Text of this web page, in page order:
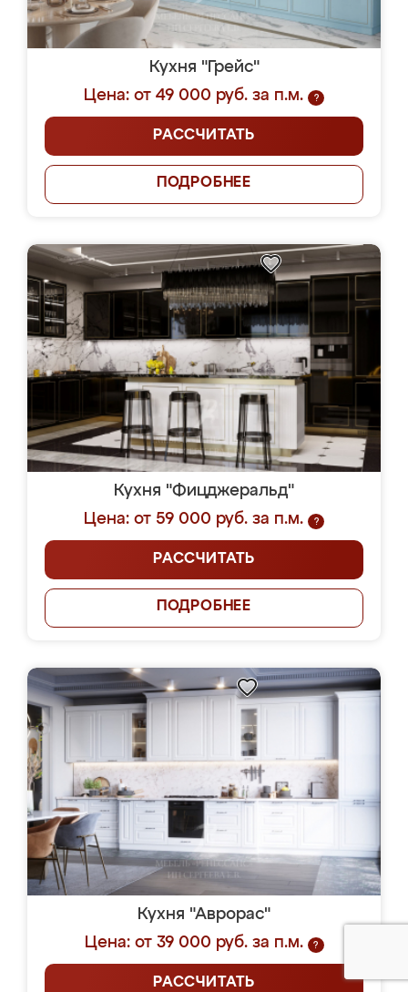
Кухня "Грейс"
Цена: от 49 000 руб. за п.м.
?
РАССЧИТАТЬ
ПОДРОБНЕЕ
Кухня "Фицджеральд"
Цена: от 59 000 руб. за п.м.
?
РАССЧИТАТЬ
ПОДРОБНЕЕ
Кухня "Аврорас"
Цена: от 39 000 руб. за п.м.
?
РАССЧИТАТЬ